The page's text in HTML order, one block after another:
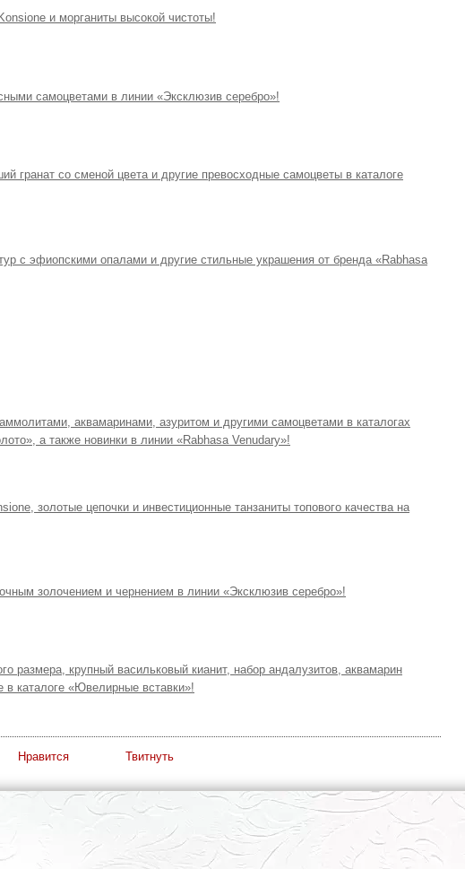
и морганиты высокой чистоты!
самоцветами в линии «Эксклюзив серебро»!
гранат со сменой цвета и другие превосходные самоцветы в каталоге
с эфиопскими опалами и другие стильные украшения от бренда «Rabhasa
аквамаринами, азуритом и другими самоцветами в каталогах
а также новинки в линии «Rabhasa Venudary»!
золотые цепочки и инвестиционные танзаниты топового качества на
золочением и чернением в линии «Эксклюзив серебро»!
размера, крупный васильковый кианит, набор андалузитов, аквамарин
в каталоге «Ювелирные вставки»!
Нравится Твитнуть